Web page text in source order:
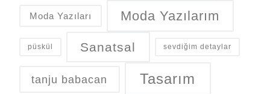
Moda Yazıları Moda Yazılarım
püskül Sanatsal sevdiğim detaylar
tanju babacan Tasarım